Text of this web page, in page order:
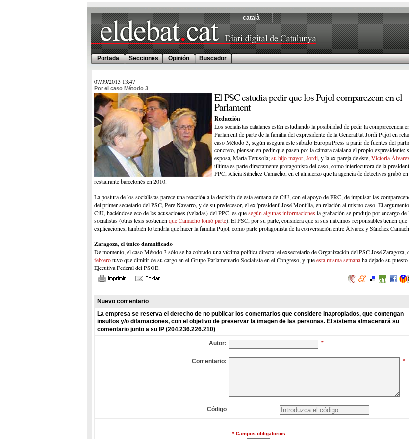
català
Portada Secciones Opinión Buscador
07/09/2013 13:47
Por el caso Método 3
El PSC estudia pedir que los Pujol comparezcan en el
Parlament
Redacción
Los socialistas catalanes están estudiando la posibilidad de pedir la comparecencia
Parlament de parte de la familia del expresidente de la Generalitat Jordi Pujol en
caso Método 3, según asegura este sábado Europa Press a partir de fuentes del
concreto, piensan en pedir que pasen por la cámara catalana el propio expresidente;
esposa, Marta Ferusola;su hijo mayor, Jordi, y la ex pareja de éste, Victoria Álvarez
última es parte directamente protagonista del caso, como interlocutora de la
PPC, Alicia Sánchez Camacho, en el almuerzo que la agencia de detectives grabó
restaurante barcelonés en 2010.
La postura de los socialistas parece una reacción a la decisión de esta semana de CiU, con el apoyo de ERC, de impulsar las
del primer secretario del PSC, Pere Navarro, y de su predecesor, el ex 'president' José Montilla, en relación al mismo caso. El
CiU, haciéndose eco de las acusaciones (veladas) del PPC, es quesegún algunas informacionesla grabación se produjo por encargo de
socialistas (otras tesis sostienen que Camacho tomó parte). El PSC, por su parte, considera que si sus máximos responsables tienen que
explicaciones, también lo tendría que hacer la familia Pujol, como parte protagonista de la conversación entre Álvarez y Sánchez
Zaragoza, el único damnificado
De momento, el caso Método 3 sólo se ha cobrado una víctima política directa: el exsecretario de Organización del PSC José Zaragoza,
febrerotuvo que dimitir de su cargo en el Grupo Parlamentario Socialista en el Congreso, y queesta misma semanaha dejado su puesto
Ejecutiva Federal del PSOE.
Nuevo comentario
La empresa se reserva el derecho de no publicar los comentarios que considere inapropiados, que contengan
insultos y/o difamaciones, con el objetivo de preservar la imagen de las personas. El sistema almacenará su
comentario junto a su IP (204.236.226.210)
Autor: *
Comentario: *
Código
* Campos obligatorios